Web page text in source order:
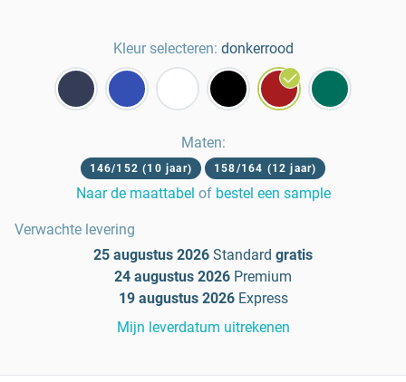
Kleur selecteren: donkerrood
Maten:
146/152 (10 jaar) 158/164 (12 jaar)
Naar de maattabel of bestel een sample
Verwachte levering
25 augustus 2026 Standard gratis
24 augustus 2026 Premium
19 augustus 2026 Express
Mijn leverdatum uitrekenen